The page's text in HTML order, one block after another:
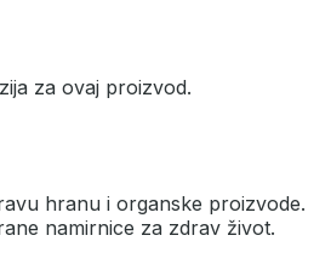
za ovaj proizvod.
hranu i organske proizvode.
namirnice za zdrav život.